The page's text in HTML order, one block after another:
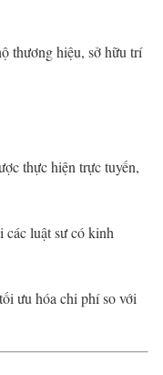
thương hiệu, sở hữu trí
thực hiện trực tuyến,
luật sư có kinh
ưu hóa chi phí so với